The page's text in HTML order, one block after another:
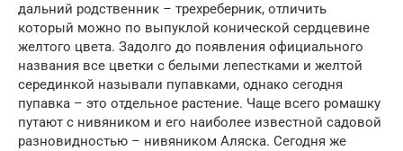
дальний родственник – трехреберник, отличить
который можно по выпуклой конической сердцевине
желтого цвета. Задолго до появления официального
названия все цветки с белыми лепестками и желтой
серединкой называли пупавками, однако сегодня
пупавка – это отдельное растение. Чаще всего ромашку
путают с нивяником и его наиболее известной садовой
разновидностью – нивяником Аляска. Сегодня же